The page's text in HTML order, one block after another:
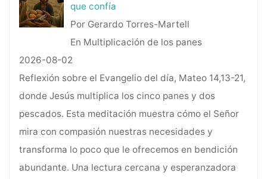
que confía
Por Gerardo Torres-Martell
En Multiplicación de los panes
2026-08-02
Reflexión sobre el Evangelio del día, Mateo 14,13-21,
donde Jesús multiplica los cinco panes y dos
pescados. Esta meditación muestra cómo el Señor
mira con compasión nuestras necesidades y
transforma lo poco que le ofrecemos en bendición
abundante. Una lectura cercana y esperanzadora